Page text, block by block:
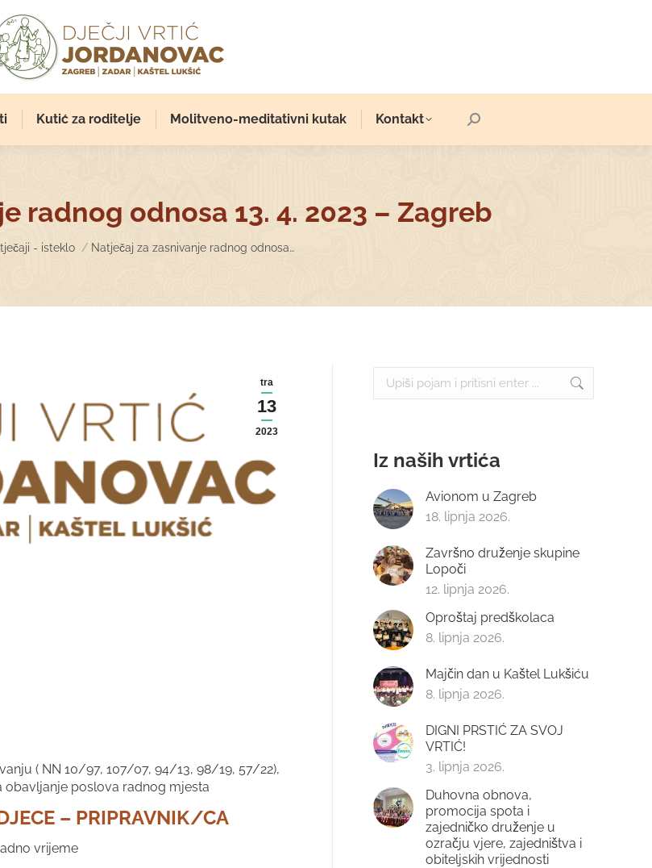
Kutić za roditelje Molitveno-meditativni kutak Kontakt Search:
radnog odnosa 13. 4. 2023 – Zagreb
- isteklo Natječaj za zasnivanje radnog odnosa…
tra
13
2023
( NN 10/97, 107/07, 94/13, 98/19, 57/22),
obavljanje poslova radnog mjesta
– PRIPRAVNIK/CA
vrijeme
Search:
Iz naših vrtića
Avionom u Zagreb
18. lipnja 2026.
Završno druženje skupine
Lopoči
12. lipnja 2026.
Oproštaj predškolaca
8. lipnja 2026.
Majčin dan u Kaštel Lukšiću
8. lipnja 2026.
DIGNI PRSTIĆ ZA SVOJ
VRTIĆ!
3. lipnja 2026.
Duhovna obnova,
promocija spota i
zajedničko druženje u
ozračju vjere, zajedništva i
obiteljskih vrijednosti